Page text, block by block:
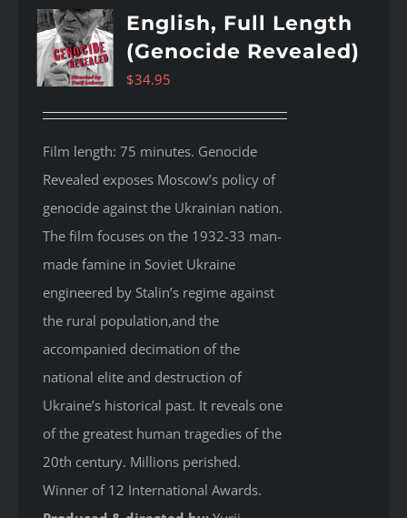
English, Full Length
(Genocide Revealed)
$34.95
Film length: 75 minutes. Genocide
Revealed exposes Moscow’s policy of
genocide against the Ukrainian nation.
The film focuses on the 1932-33 man-
made famine in Soviet Ukraine
engineered by Stalin’s regime against
the rural population,and the
accompanied decimation of the
national elite and destruction of
Ukraine’s historical past. It reveals one
of the greatest human tragedies of the
20th century. Millions perished.
Winner of 12 International Awards.